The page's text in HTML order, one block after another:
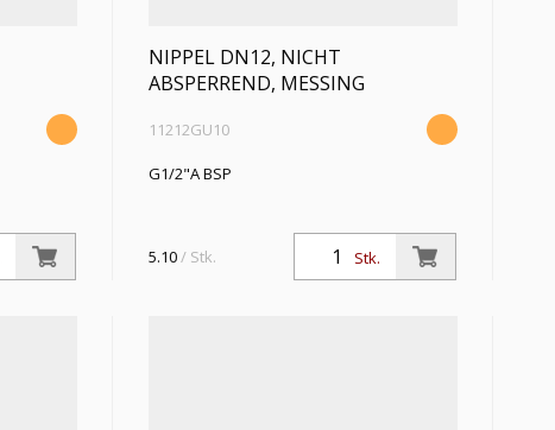
NIPPEL DN12, NICHT
ABSPERREND, MESSING
11212GU10
G1/2"A BSP
Stk.
5.10/ Stk.